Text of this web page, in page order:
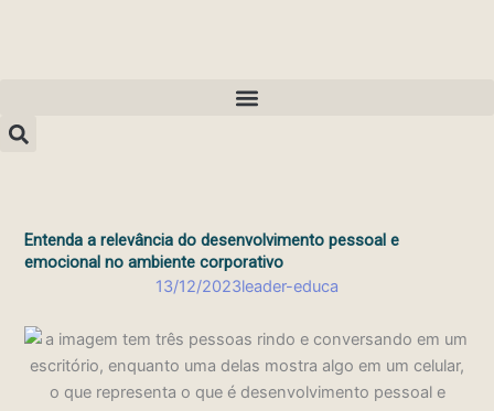
Entenda a relevância do desenvolvimento pessoal e
emocional no ambiente corporativo
13/12/2023leader-educa